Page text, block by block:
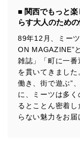
みを確実にする
ます。また、目
措置を講じます
法令遵守
当社は、個人情
その他の規範
に、これらの
す。
個人情報の安全
■ 関西でもっと
らす大人のため
89年12月、ミー
ON MAGAZINE”
雑誌」「町に一
を貫いてきまし
働き、街で遊ぶ”
に、ミーツは多
るとことん密着
らない魅力をお届